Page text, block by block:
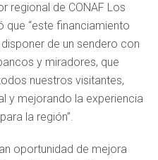
regional de CONAF Los
que “este financiamiento
de un sendero con
y miradores, que
nuestros visitantes,
y mejorando la experiencia
la región”.
oportunidad de mejora